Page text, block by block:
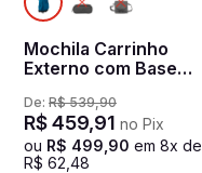
Mochila Carrinho
Externo com Base
Hydroblock - Azul
Noturno
De: R$ 539,90
R$459,91 no Pix
ou R$ 499 90 em 8x de
R$ 62 48